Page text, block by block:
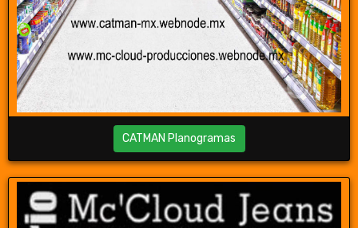
CATMAN Planogramas